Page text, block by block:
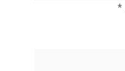
*